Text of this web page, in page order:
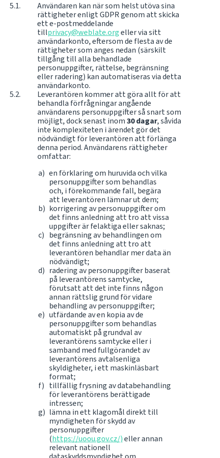
Användaren kan när som helst utöva sina
rättigheter enligt GDPR genom att skicka
ett e-postmeddelande
tillprivacy@weblate.orgeller via sitt
användarkonto, eftersom de flesta av de
rättigheter som anges nedan (särskilt
tillgång till alla behandlade
personuppgifter, rättelse, begränsning
eller radering) kan automatiseras via detta
användarkonto.
Leverantören kommer att göra allt för att
behandla förfrågningar angående
användarens personuppgifter så snart som
möjligt, dock senast inom30 dagar, såvida
inte komplexiteten i ärendet gör det
nödvändigt för leverantören att förlänga
denna period. Användarens rättigheter
omfattar:
en förklaring om huruvida och vilka
personuppgifter som behandlas
och, i förekommande fall, begära
att leverantören lämnar ut dem;
korrigering av personuppgifter om
det finns anledning att tro att vissa
uppgifter är felaktiga eller saknas;
begränsning av behandlingen om
det finns anledning att tro att
leverantören behandlar mer data än
nödvändigt;
radering av personuppgifter baserat
på leverantörens samtycke,
förutsatt att det inte finns någon
annan rättslig grund för vidare
behandling av personuppgifter;
utfärdande av en kopia av de
personuppgifter som behandlas
automatiskt på grundval av
leverantörens samtycke eller i
samband med fullgörandet av
leverantörens avtalsenliga
skyldigheter, i ett maskinläsbart
format;
tillfällig frysning av databehandling
för leverantörens berättigade
intressen;
lämna in ett klagomål direkt till
myndigheten för skydd av
personuppgifter
(https://uoou.gov.cz/)eller annan
relevant nationell